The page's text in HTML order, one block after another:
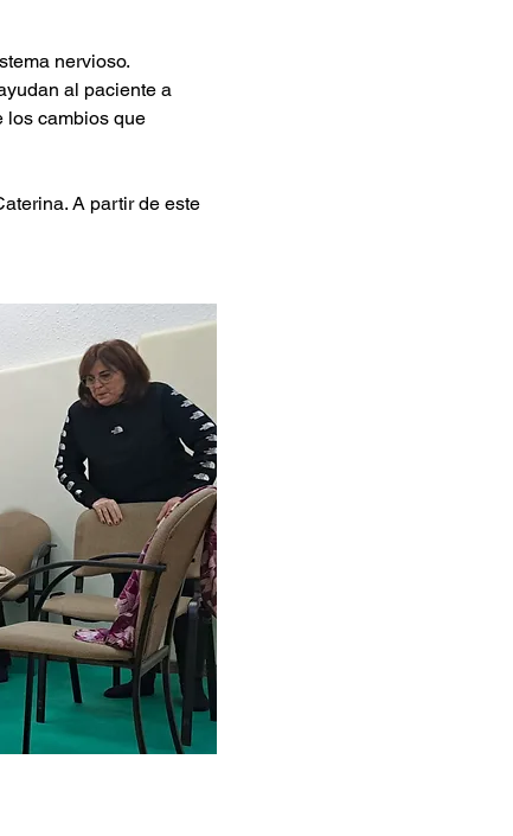
nervioso.
al paciente a
los cambios que
A partir de este